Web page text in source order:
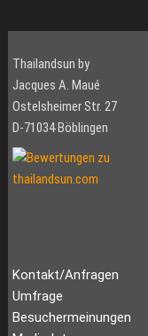
Thailandsun by
Jacques A. Maué
Ostelsheimer Str. 27
D-71034 Böblingen
Kontakt/Anfragen
Umfrage
Besuchermeinungen